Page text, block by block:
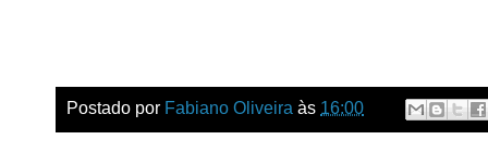
Postado por Fabiano Oliveira às 16:00